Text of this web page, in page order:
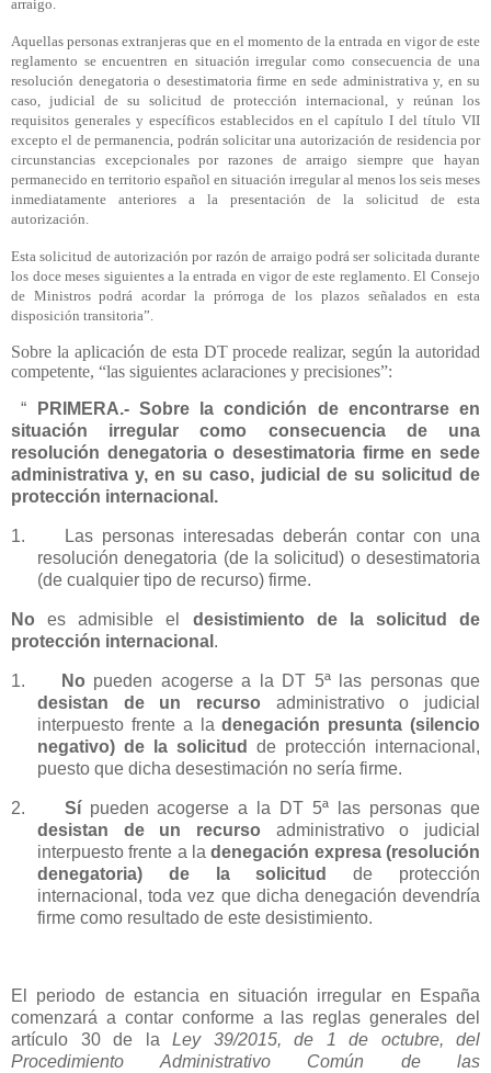
arraigo.
Aquellas personas extranjeras que en el momento de la entrada en vigor de este
reglamento se encuentren en situación irregular como consecuencia de una
resolución denegatoria o desestimatoria firme en sede administrativa y, en su
caso, judicial de su solicitud de protección internacional , y reúnan los
requisitos generales y específicos establecidos en el capítulo I del título VII
excepto el de permanencia, podrán solicitar una autorización de residencia por
circunstancias excepcionales por razones de arraigo siempre que hayan
permanecido en territorio español en situación irregular al menos los seis meses
inmediatamente anteriores a la presentación de la solicitud de esta
autorización.
Esta solicitud de autorización por razón de arraigo podrá ser solicitada durante
los doce meses siguientes a la entrada en vigor de este reglamento. El Consejo
de Ministros podrá acordar la prórroga de los plazos señalados en esta
disposición transitoria”.
Sobre la aplicación de esta DT procede realizar, según la autoridad
competente, “las siguientes aclaraciones y precisiones”:
“
PRIMERA.- Sobre la condición de encontrarse en
situación irregular como consecuencia de una
resolución denegatoria o desestimatoria firme en sede
administrativa y, en su caso, judicial de su solicitud de
protección internacional.
1.
Las personas interesadas deberán contar con una
resolución denegatoria (de la solicitud) o desestimatoria
(de cualquier tipo de recurso) firme.
Noes admisible el desistimiento de la solicitud de
protección internacional .
1. No pueden acogerse a la DT 5ª las personas que
desistan de un recurso administrativo o judicial
interpuesto frente a ladenegación presunta (silencio
negativo) de la solicitud de protección internacional,
puesto que dicha desestimación no sería firme.
2. Sí pueden acogerse a la DT 5ª las personas que
desistan de un recurso administrativo o judicial
interpuesto frente a ladenegación expresa (resolución
denegatoria) de la solicitudde protección
internacional, toda vez que dicha denegación devendría
firme como resultado de este desistimiento.
El periodo de estancia en situación irregular en España
comenzará a contar conforme a las reglas generales del
artículo 30 de la Ley 39/2015, de 1 de octubre, del
Procedimiento Administrativo Común de las